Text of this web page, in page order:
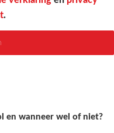
.
en wanneer wel of niet?